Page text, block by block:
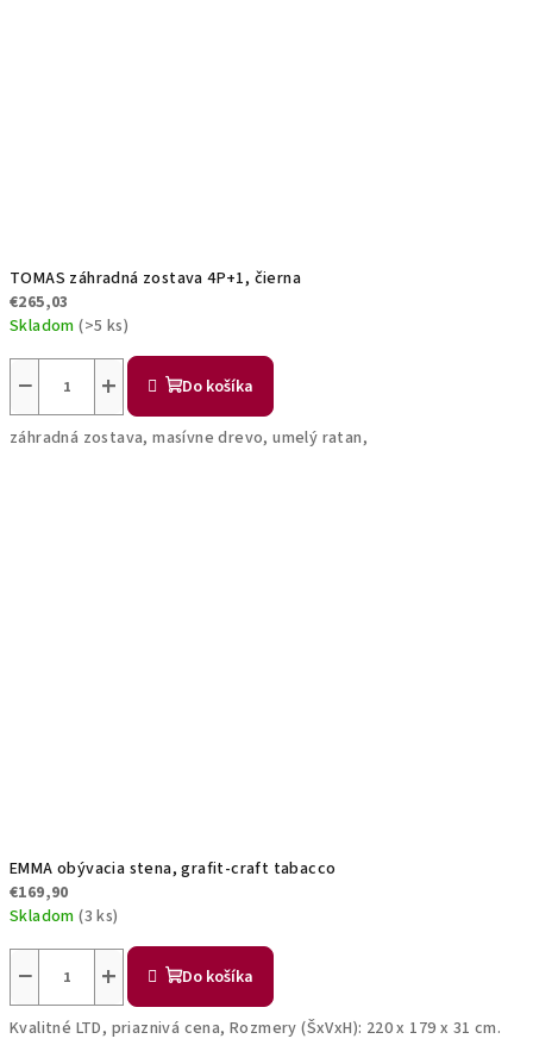
TOMAS záhradná zostava 4P+1, čierna
€265,03
Skladom(>5 ks)
+
− Do košíka
záhradná zostava, masívne drevo, umelý ratan,
EMMA obývacia stena, grafit-craft tabacco
€169,90
Skladom(3 ks)
+
− Do košíka
Kvalitné LTD, priaznivá cena, Rozmery (ŠxVxH): 220 x 179 x 31 cm.